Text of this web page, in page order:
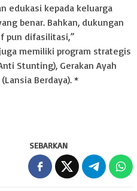
edukasi kepada keluarga
benar. Bahkan, dukungan
pun difasilitasi,”
memiliki program strategis
Stunting), Gerakan Ayah
Berdaya). *
SEBARKAN